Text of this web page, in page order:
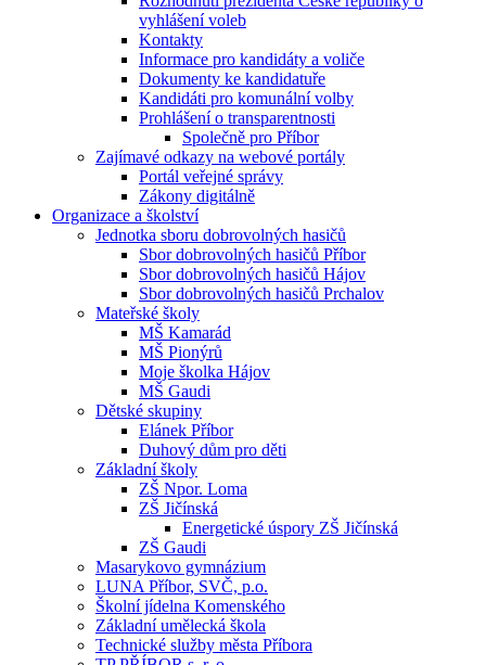
vyhlášení voleb
Kontakty
Informace pro kandidáty a voliče
Dokumenty ke kandidatuře
Kandidáti pro komunální volby
Prohlášení o transparentnosti
Společně pro Příbor
Zajímavé odkazy na webové portály
Portál veřejné správy
Zákony digitálně
Organizace a školství
Jednotka sboru dobrovolných hasičů
Sbor dobrovolných hasičů Příbor
Sbor dobrovolných hasičů Hájov
Sbor dobrovolných hasičů Prchalov
Mateřské školy
MŠ Kamarád
MŠ Pionýrů
Moje školka Hájov
MŠ Gaudi
Dětské skupiny
Elánek Příbor
Duhový dům pro děti
Základní školy
ZŠ Npor. Loma
ZŠ Jičínská
Energetické úspory ZŠ Jičínská
ZŠ Gaudi
Masarykovo gymnázium
LUNA Příbor, SVČ, p.o.
Školní jídelna Komenského
Základní umělecká škola
Technické služby města Příbora